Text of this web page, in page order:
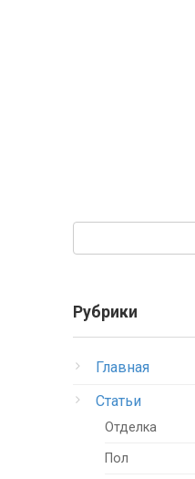
Рубрики
Главная
Статьи
Отделка
Пол